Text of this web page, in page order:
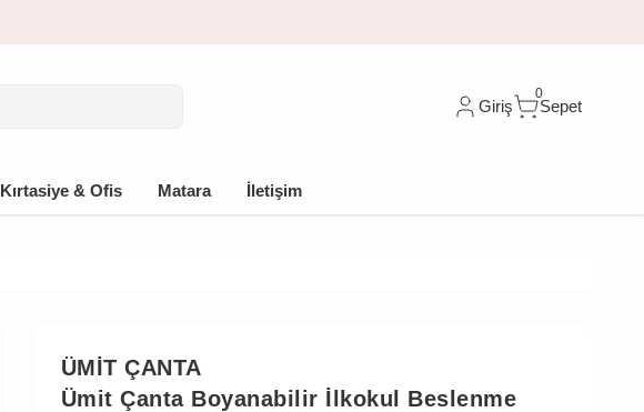
Giriş
0
Sepet
Kırtasiye & Ofis Matara İletişim
ÜMİT ÇANTA
Ümit Çanta Boyanabilir İlkokul Beslenme